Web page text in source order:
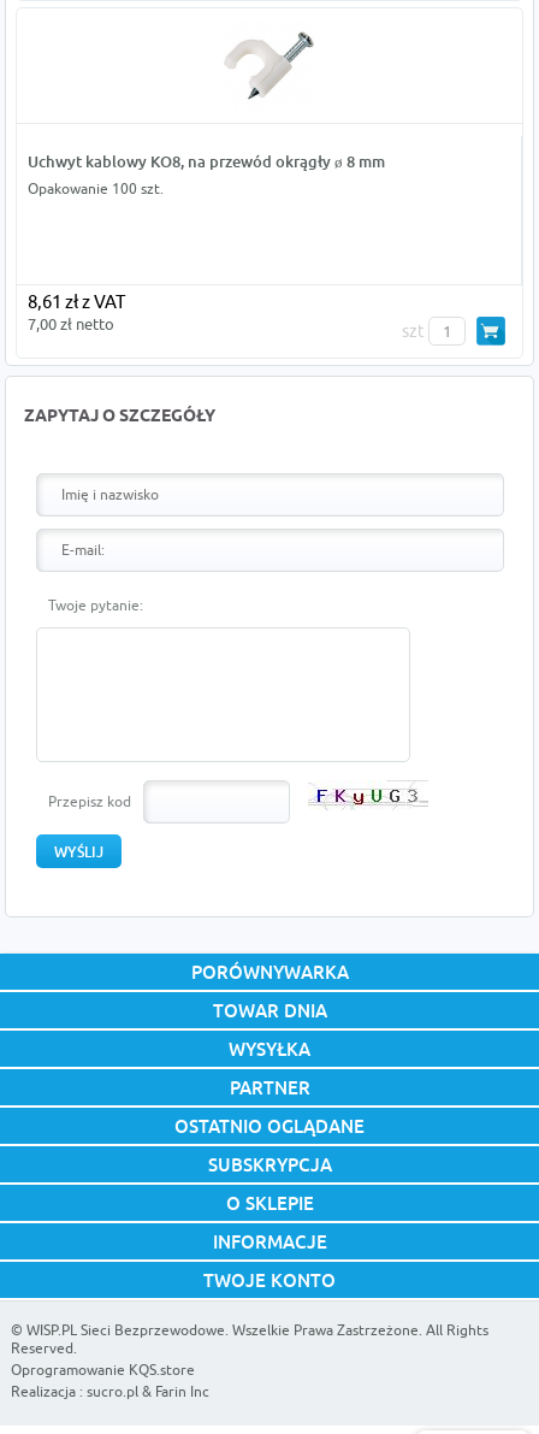
Uchwyt kablowy KO8, na przewód okrągły ø 8 mm
Opakowanie 100 szt.
8,61 zł z VAT
7,00 zł netto szt
ZAPYTAJ O SZCZEGÓŁY
Twoje pytanie:
Przepisz kod
PORÓWNYWARKA
TOWAR DNIA
WYSYŁKA
PARTNER
OSTATNIO OGLĄDANE
SUBSKRYPCJA
O SKLEPIE
INFORMACJE
TWOJE KONTO
© WISP.PL Sieci Bezprzewodowe. Wszelkie Prawa Zastrzeżone. All Rights
Reserved.
Oprogramowanie KQS.store
Realizacja : sucro.pl& Farin Inc